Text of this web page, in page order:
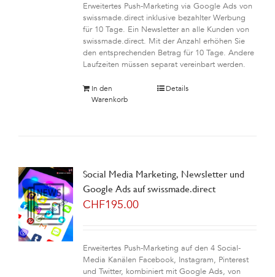
Erweitertes Push-Marketing via Google Ads von
swissmade.direct inklusive bezahlter Werbung
für 10 Tage. Ein Newsletter an alle Kunden von
swissmade.direct. Mit der Anzahl erhöhen Sie
den entsprechenden Betrag für 10 Tage. Andere
Laufzeiten müssen separat vereinbart werden.
In den
Warenkorb
Details
Social Media Marketing, Newsletter und
Google Ads auf swissmade.direct
CHF195.00
Erweitertes Push-Marketing auf den 4 Social-
Media Kanälen Facebook, Instagram, Pinterest
und Twitter, kombiniert mit Google Ads, von